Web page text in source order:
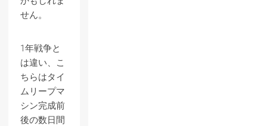
せん。
1年戦争と
は違い、こ
ちらはタイ
ムリープマ
シン完成前
後の数日間